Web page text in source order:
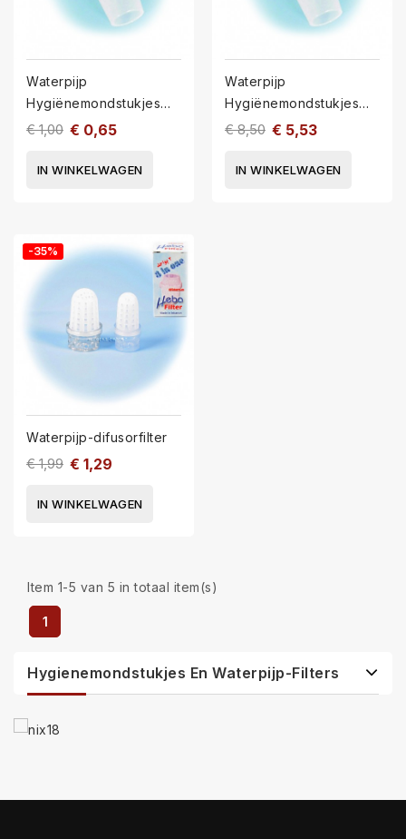
Waterpijp
Hygiënemondstukjes
HM2-10
€ 1,00 € 0,65
IN WINKELWAGEN
Waterpijp
Hygiënemondstukjes
HM2-100
€ 8,50 € 5,53
IN WINKELWAGEN
-35%
Waterpijp-difusorfilter
€ 1,99 € 1,29
IN WINKELWAGEN
Item 1-5 van 5 in totaal item(s)
1
Hygienemondstukjes En Waterpijp-Filters